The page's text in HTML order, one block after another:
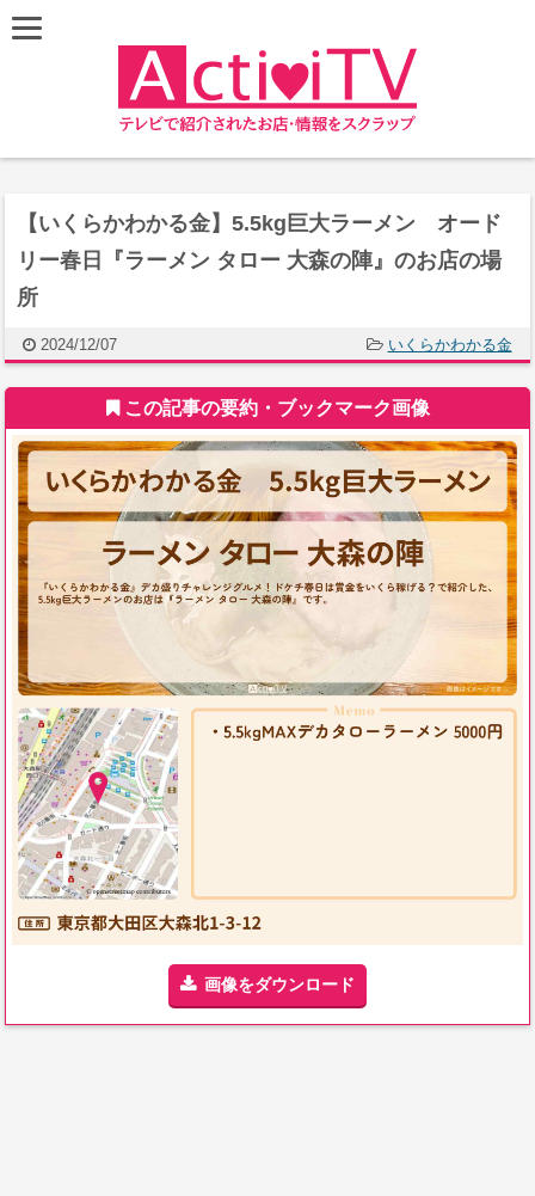
【いくらかわかる金】5.5kg巨大ラーメン オード
リー春日『ラーメン タロー 大森の陣』のお店の場
所
2024/12/07 いくらかわかる金
この記事の要約・ブックマーク画像
画像をダウンロード